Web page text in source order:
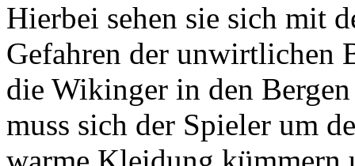
Hierbei sehen sie sich mit
Gefahren der unwirtlichen
die Wikinger in den
muss sich der Spieler um